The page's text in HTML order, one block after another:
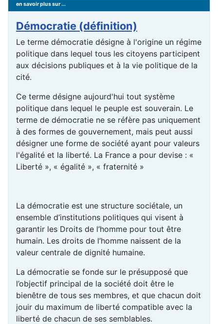
en savoir plus sur ...
Démocratie (définition)
Le terme démocratie désigne à l'origine un régime
politique dans lequel tous les citoyens participent
aux décisions publiques et à la vie politique de la
cité.
Ce terme désigne aujourd'hui tout système
politique dans lequel le peuple est souverain. Le
terme de démocratie ne se réfère pas uniquement
à des formes de gouvernement, mais peut aussi
désigner une forme de société ayant pour valeurs
l'égalité et la liberté. La France a pour devise : «
Liberté », « égalité », « fraternité »
La démocratie est une structure sociétale, un
ensemble d’institutions politiques qui visent à
garantir les Droits de l’homme pour tout être
humain. Les droits de l’homme naissent de la
valeur centrale de dignité humaine.
La démocratie se fonde sur le présupposé que
l’objectif principal de la société doit être le
bienêtre de tous ses membres, et que chacun doit
jouir du maximum de liberté compatible avec la
liberté de chacun de ses semblables.